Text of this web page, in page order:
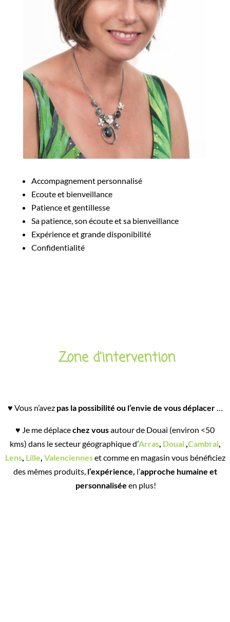
Accompagnementpersonnalisé
Ecouteet bienveillance
Patience et gentillesse
Sa patience, son écoute et sa bienveillance
Expérience et grande disponibilité
Confidentialité
Zone d’intervention
♥ Vous n’avez pas la possibilité ou l’envie de vous déplacer…
♥ Je me déplacechez vousautourde Douai (environ <50
kms) dans le secteur géographiqued’Arras, Douai,Cambrai,
Lens, Lille, Valencienneset comme en magasin vous bénéficiez
des mêmes produits, l’expérience, l’approche humaine et
personnalisée en plus!